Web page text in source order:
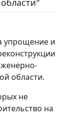
упрощение и
области.
не
на